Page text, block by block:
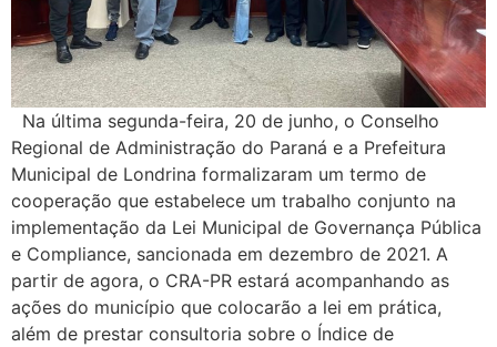
Na última segunda-feira, 20 de junho, o Conselho
Regional de Administração do Paraná e a Prefeitura
Municipal de Londrina formalizaram um termo de
cooperação que estabelece um trabalho conjunto na
implementação da Lei Municipal de Governança Pública
e Compliance, sancionada em dezembro de 2021. A
partir de agora, o CRA-PR estará acompanhando as
ações do município que colocarão a lei em prática,
além de prestar consultoria sobre o Índice de